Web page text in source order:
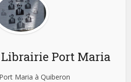
Port Maria
Maria à Quiberon